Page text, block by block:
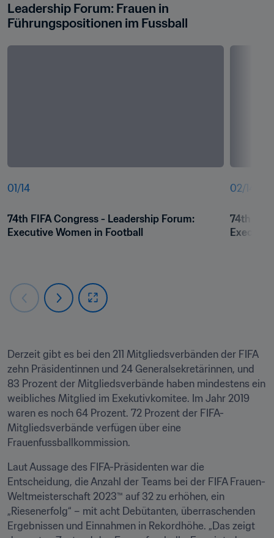
Leadership Forum: Frauen in
Führungspositionen im Fussball
01 /14
74th FIFA Congress - Leadership Forum:
Executive Women in Football
02/14
74th
Derzeit gibt es bei den 211 Mitgliedsverbänden der FIFA
zehn Präsidentinnen und 24 Generalsekretärinnen, und
83 Prozent der Mitgliedsverbände haben mindestens ein
weibliches Mitglied im Exekutivkomitee. Im Jahr 2019
waren es noch 64 Prozent. 72 Prozent der FIFA-
Mitgliedsverbände verfügen über eine
Frauenfussballkommission.
Laut Aussage des FIFA-Präsidenten war die
Entscheidung, die Anzahl der Teams bei der FIFA Frauen-
Weltmeisterschaft 2023™ auf 32 zu erhöhen, ein
„Riesenerfolg“ – mit acht Debütanten, überraschenden
Ergebnissen und Einnahmen in Rekordhöhe. „Das zeigt